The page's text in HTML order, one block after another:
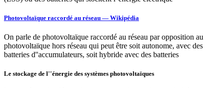
Photovoltaïque raccordé au réseau — Wikipédia
On parle de photovoltaïque raccordé au réseau par opposition au
photovoltaïque hors réseau qui peut être soit autonome, avec des
batteries d''accumulateurs, soit hybride avec des batteries
Le stockage de l''énergie des systèmes photovoltaïques